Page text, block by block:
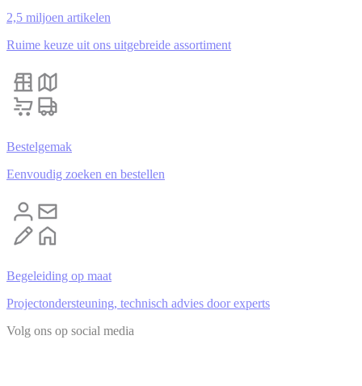
2,5 miljoen artikelen
Ruime keuze uit ons uitgebreide assortiment
Bestelgemak
Eenvoudig zoeken en bestellen
Begeleiding op maat
Projectondersteuning, technisch advies door experts
Volg ons op social media